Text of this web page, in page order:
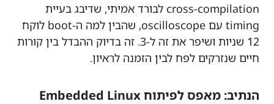
cross-compilation לבורד אמיתי, שדיבג בעיית
timing עם oscilloscope, שהבין למה ה-boot לוקח
12 שניות ושיפר את זה ל-3. זה בדיוק ההבדל בין קורות
חיים שנזרקים לפח לבין הזמנה לראיון.
הנתיב: מאפס לפיתוח Embedded Linux